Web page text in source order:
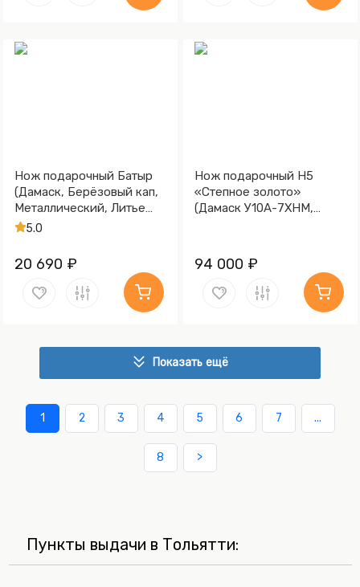
Нож подарочный Батыр
(Дамаск, Берёзовый кап,
Металлический, Литье
Медведь)
5.0
20 690 ₽
Нож подарочный Н5
«Степное золото»
(Дамаск У10А-7ХНМ,
гарды и тыльника)
94 000 ₽
Показать ещё
1 2 3 4 5 6 7 ...
8 >
Пункты выдачи в Тольятти: